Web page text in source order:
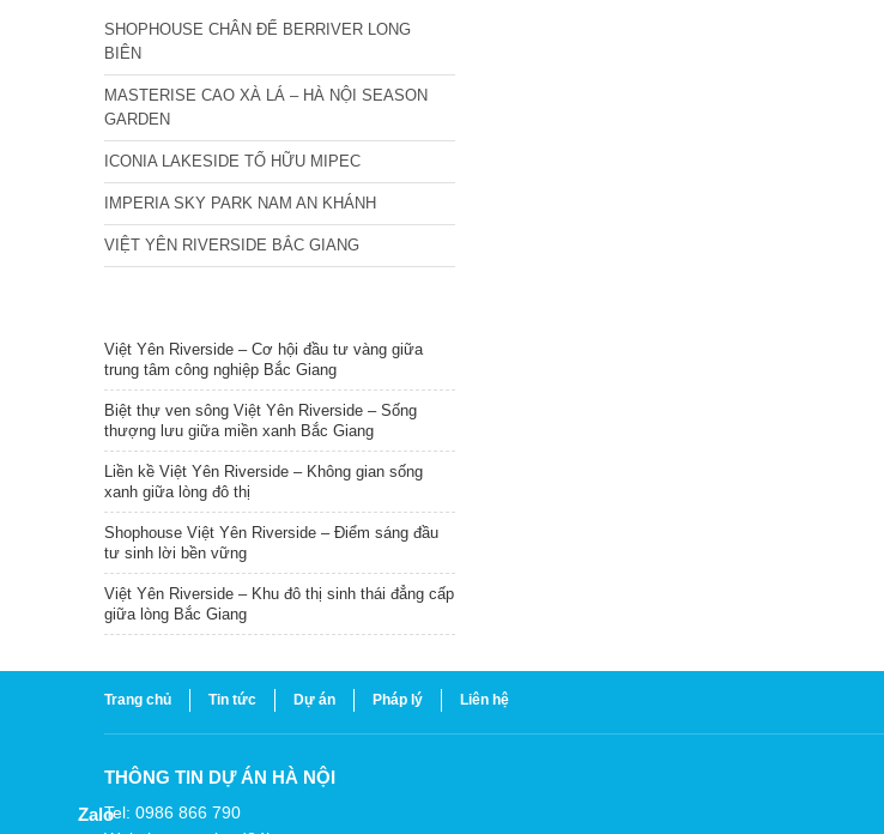
SHOPHOUSE CHÂN ĐẾ BERRIVER LONG
BIÊN
MASTERISE CAO XÀ LÁ – HÀ NỘI SEASON
GARDEN
ICONIA LAKESIDE TỐ HỮU MIPEC
IMPERIA SKY PARK NAM AN KHÁNH
VIỆT YÊN RIVERSIDE BẮC GIANG
Việt Yên Riverside – Cơ hội đầu tư vàng giữa
trung tâm công nghiệp Bắc Giang
Biệt thự ven sông Việt Yên Riverside – Sống
thượng lưu giữa miền xanh Bắc Giang
Liền kề Việt Yên Riverside – Không gian sống
xanh giữa lòng đô thị
Shophouse Việt Yên Riverside – Điểm sáng đầu
tư sinh lời bền vững
Việt Yên Riverside – Khu đô thị sinh thái đẳng cấp
giữa lòng Bắc Giang
Trang chủ Tin tức Dự án Pháp lý Liên hệ
THÔNG TIN DỰ ÁN HÀ NỘI
Tel: 0986 866 790
Zalo